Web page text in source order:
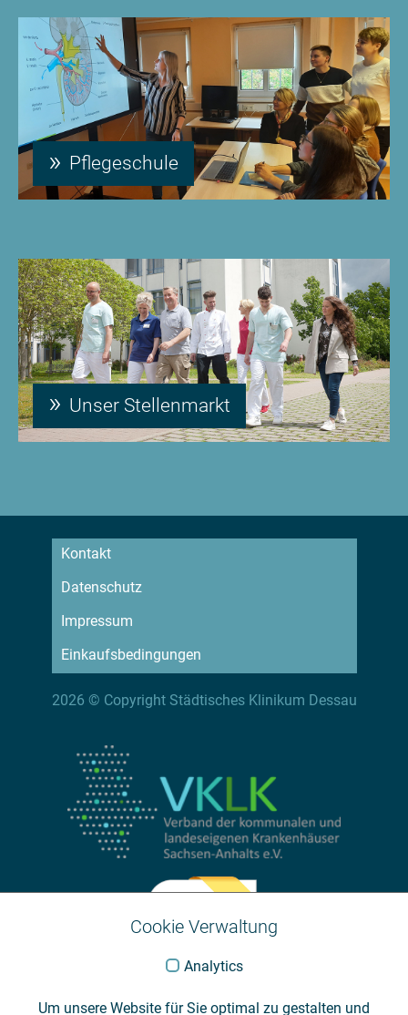
Pflegeschule
Unser Stellenmarkt
Kontakt
Datenschutz
Impressum
Einkaufsbedingungen
2026 © Copyright Städtisches Klinikum Dessau
Cookie Verwaltung
Analytics
Um unsere Website für Sie optimal zu gestalten und